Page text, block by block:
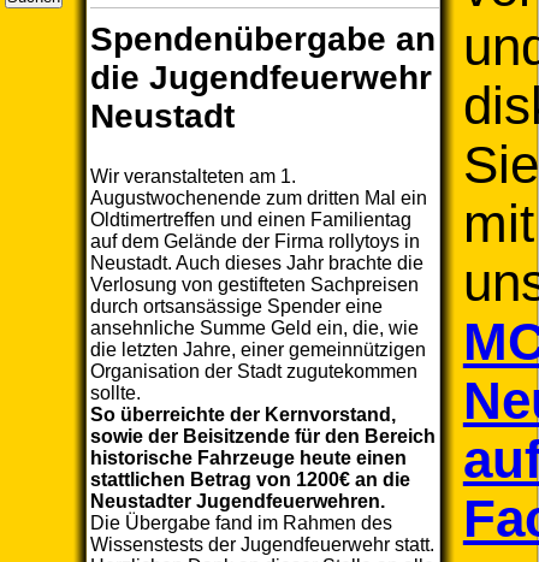
Spendenübergabe an
die Jugendfeuerwehr
Neustadt
Wir veranstalteten am 1.
Augustwochenende zum dritten Mal ein
Oldtimertreffen und einen Familientag
auf dem Gelände der Firma rollytoys in
Neustadt. Auch dieses Jahr brachte die
Verlosung von gestifteten Sachpreisen
durch ortsansässige Spender eine
ansehnliche Summe Geld ein, die, wie
die letzten Jahre, einer gemeinnützigen
Organisation der Stadt zugutekommen
sollte.
So überreichte der Kernvorstand,
sowie der Beisitzende für den Bereich
historische Fahrzeuge heute einen
stattlichen Betrag von 1200€ an die
Neustadter Jugendfeuerwehren.
Die Übergabe fand im Rahmen des
Wissenstests der Jugendfeuerwehr statt.
Sie
mit